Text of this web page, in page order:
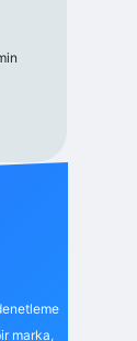
marka,